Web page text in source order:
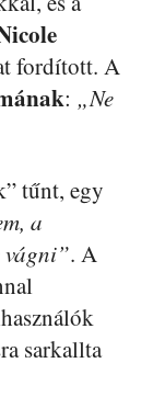
fordított. A
: „Ne
tűnt, egy
a
vágni”. A
sarkallta